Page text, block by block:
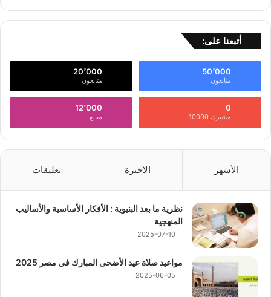
أتبعنا على:
50٬000
متابعون
20٬000
متابعون
0
مشترك 10000
12٬000
متابع
الأشهر الأخيرة تعليقات
نظرية ما بعد البنيوية : الأفكار الأساسية والأساليب
المنهجية
2025-07-10
مواعيد صلاة عيد الأضحى المبارك في مصر 2025
2025-06-05